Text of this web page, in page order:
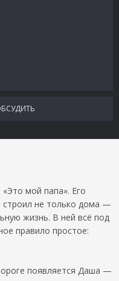
мой папа». Его
строил не только дома —
жизнь. В ней всё под
правило простое:
появляется Даша —